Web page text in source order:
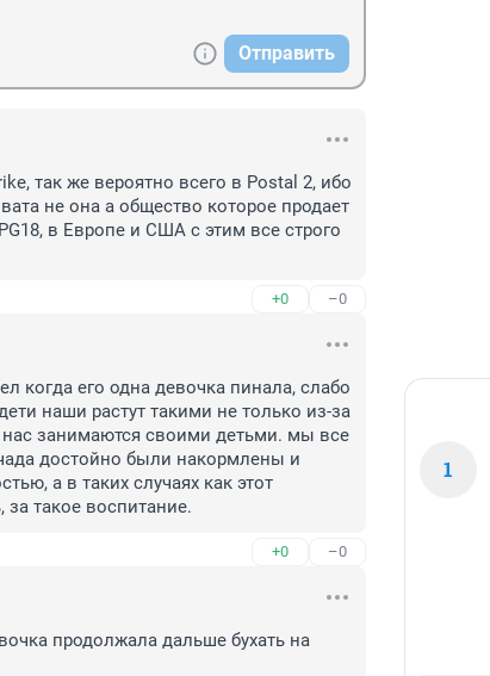
Отправить
так же вероятно всего в Postal 2, ибо
не она а общество которое продает
в Европе и США с этим все строго
+0 –0
когда его одна девочка пинала, слабо
наши растут такими не только из-за
занимаются своими детьми. мы все
достойно были накормлены и
а в таких случаях как этот
такое воспитание.
+0 –0
продолжала дальше бухать на
1